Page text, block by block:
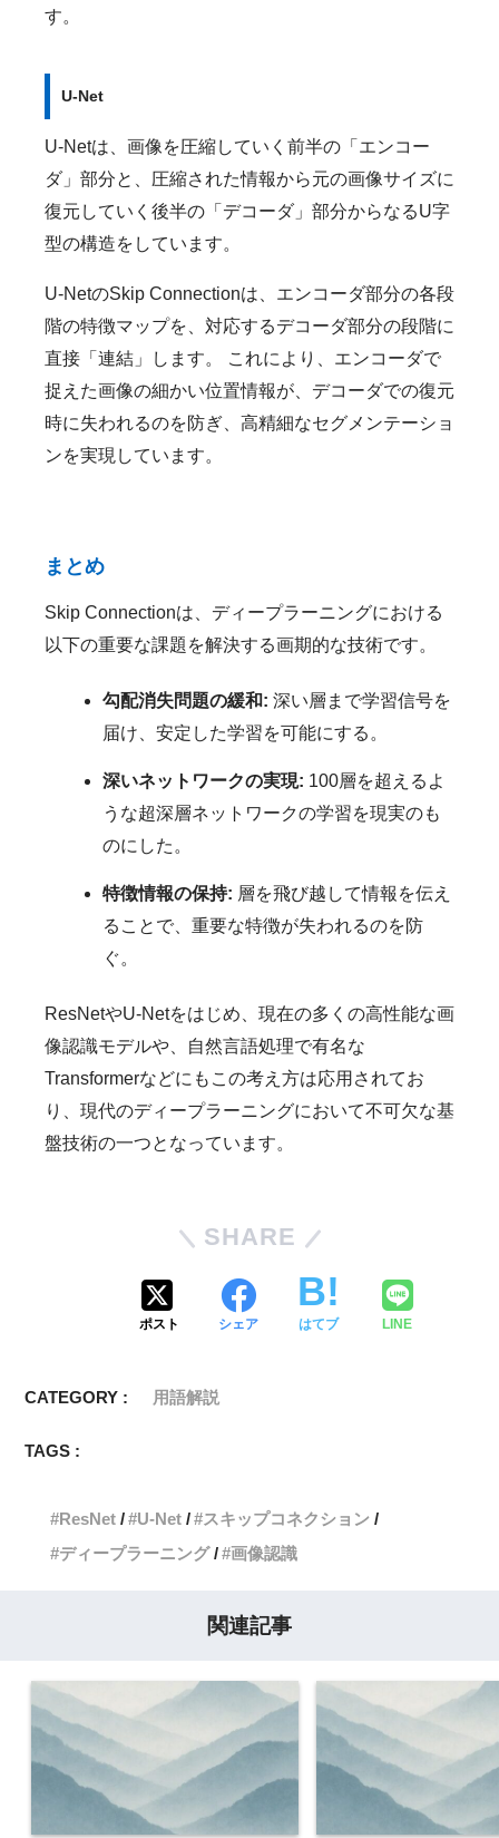
す。
U-Net
U-Netは、画像を圧縮していく前半の「エンコー
ダ」部分と、圧縮された情報から元の画像サイズに
復元していく後半の「デコーダ」部分からなるU字
型の構造をしています。
U-NetのSkip Connectionは、エンコーダ部分の各段
階の特徴マップを、対応するデコーダ部分の段階に
直接「連結」します。 これにより、エンコーダで
捉えた画像の細かい位置情報が、デコーダでの復元
時に失われるのを防ぎ、高精細なセグメンテーショ
ンを実現しています。
まとめ
Skip Connectionは、ディープラーニングにおける
以下の重要な課題を解決する画期的な技術です。
勾配消失問題の緩和: 深い層まで学習信号を
届け、安定した学習を可能にする。
深いネットワークの実現: 100層を超えるよ
うな超深層ネットワークの学習を現実のも
のにした。
特徴情報の保持: 層を飛び越して情報を伝え
ることで、重要な特徴が失われるのを防
ぐ。
ResNetやU-Netをはじめ、現在の多くの高性能な画
像認識モデルや、自然言語処理で有名な
Transformerなどにもこの考え方は応用されてお
り、現代のディープラーニングにおいて不可欠な基
盤技術の一つとなっています。
SHARE
ポスト シェア はてブ LINE
CATEGORY : 用語解説
TAGS :
ResNet U-Net
スキップコネクション
ディープラーニング
画像認識
関連記事